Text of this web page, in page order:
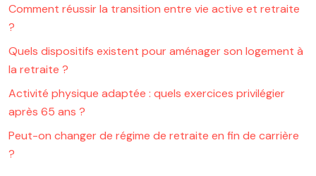
Comment réussir la transition entre vie active et retraite
?
Quels dispositifs existent pour aménager son logement à
la retraite ?
Activité physique adaptée : quels exercices privilégier
après 65 ans ?
Peut-on changer de régime de retraite en fin de carrière
?